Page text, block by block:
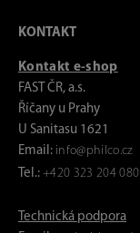
KONTAKT
Kontakt e-shop
FAST ČR, a.s.
Říčany u Prahy
U Sanitasu 1621
Email: info@philco.cz
Tel.: +420 323 204 080
Technická podpora